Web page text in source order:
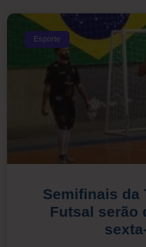
Esporte
Semifinais da
Futsal serão